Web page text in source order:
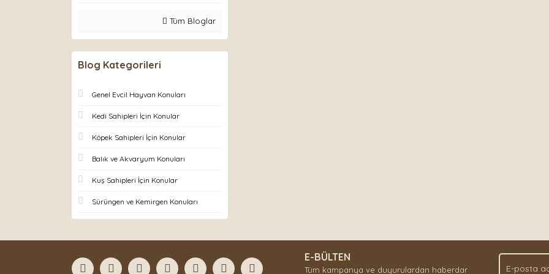
Tüm Bloglar
Blog Kategorileri
Genel Evcil Hayvan Konuları
Kedi Sahipleri İçin Konular
Köpek Sahipleri İçin Konular
Balık ve Akvaryum Konuları
Kuş Sahipleri İçin Konular
Sürüngen ve Kemirgen Konuları
E-BÜLTEN
Tüm kampanya ve duyurulardan haberdar